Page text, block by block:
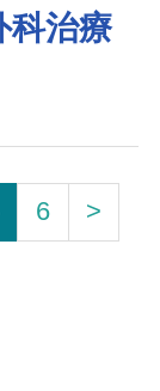
科治療
6
>